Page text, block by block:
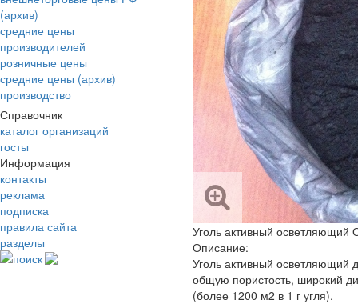
(архив)
средние цены
производителей
розничные цены
средние цены (архив)
производство
Справочник
каталог организаций
госты
Информация
контакты
реклама
подписка
правила сайта
разделы
поиск
Уголь активный осветляющий
Описание:
Уголь активный
общую пористость, широкий
(более 1200 м2 в 1 г угля).